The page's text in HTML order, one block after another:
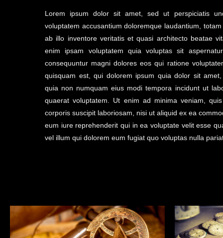
Lorem ipsum dolor sit amet, sed ut perspiciatis
voluptatem accusantium doloremque laudantium,
ab illo inventore veritatis et quasi architecto beatae
enim ipsam voluptatem quia voluptas sit
consequuntur magni dolores eos qui ratione
quisquam est, qui dolorem ipsum quia dolor sit
quia non numquam eius modi tempora incidunt ut
quaerat voluptatem. Ut enim ad minima veniam,
corporis suscipit laboriosam, nisi ut aliquid ex ea
eum iure reprehenderit qui in ea voluptate velit esse
vel illum qui dolorem eum fugiat quo voluptas nulla